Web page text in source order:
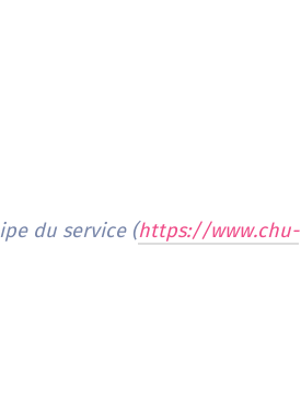
Je vous recommande cette page : Médecine interne - L'équipe du service (https://www.chu-